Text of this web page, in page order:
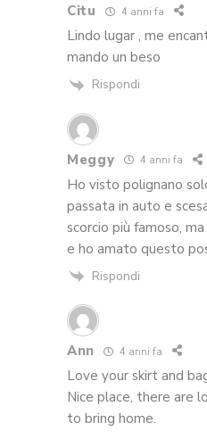
Citu 4 anni fa
Lindo lugar , me
mando un beso
Rispondi
Meggy 4 anni fa
Ho visto polignano
passata in auto e
scorcio più famoso,
e ho amato questo
Rispondi
Ann 4 anni fa
Love your skirt and
Nice place, there are
to bring home.